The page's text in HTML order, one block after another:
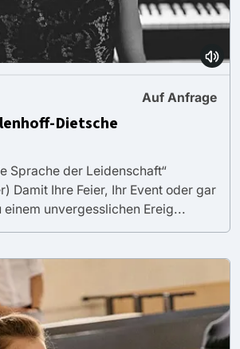
Auf Anfrage
Dietsche
Sprache der Leidenschaft“
Damit Ihre Feier, Ihr Event oder gar
einem unvergesslichen Ereig...